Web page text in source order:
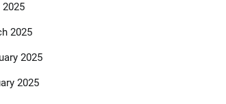
2025
2025
2025